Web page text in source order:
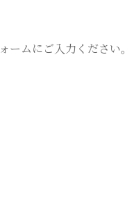
ームにご入力ください。